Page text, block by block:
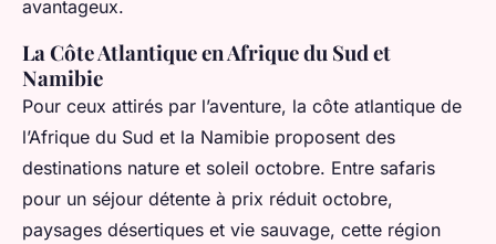
avantageux.
La Côte Atlantique en Afrique du Sud et
Namibie
Pour ceux attirés par l’aventure, la côte atlantique de
l’Afrique du Sud et la Namibie proposent des
destinations nature et soleil octobre. Entre safaris
pour un séjour détente à prix réduit octobre,
paysages désertiques et vie sauvage, cette région